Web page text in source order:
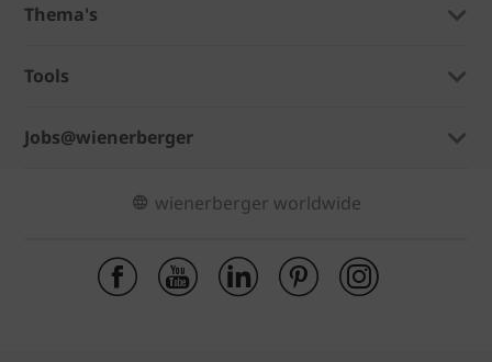
Thema's
Tools
Jobs@wienerberger
wienerberger worldwide